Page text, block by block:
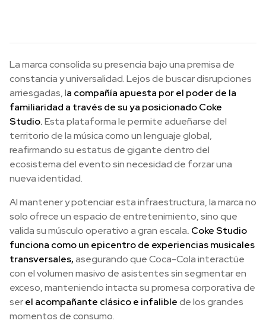
La marca consolida su presencia bajo una premisa de
constancia y universalidad. Lejos de buscar disrupciones
arriesgadas, la compañía apuesta por el poder de la
familiaridad a través de su ya posicionado Coke
Studio.Esta plataforma le permite adueñarse del
territorio de la música como un lenguaje global,
reafirmando su estatus de gigante dentro del
ecosistema del evento sin necesidad de forzar una
nueva identidad.
Al mantener y potenciar esta infraestructura, la marca no
solo ofrece un espacio de entretenimiento, sino que
valida su músculo operativo a gran escala. Coke Studio
funciona como un epicentro de experiencias musicales
transversales,asegurando que Coca-Cola interactúe
con el volumen masivo de asistentes sin segmentar en
exceso, manteniendo intacta su promesa corporativa de
serel acompañante clásico e infaliblede los grandes
momentos de consumo.